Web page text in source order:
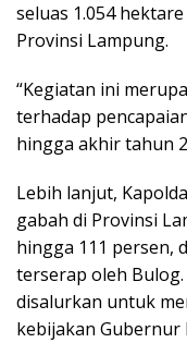
seluas 1.054
Provinsi Lampung.
“Kegiatan ini
terhadap
hingga akhir tahun
Lebih lanjut,
gabah di Provinsi
hingga 111 persen,
terserap oleh
disalurkan untuk
kebijakan Gubernur